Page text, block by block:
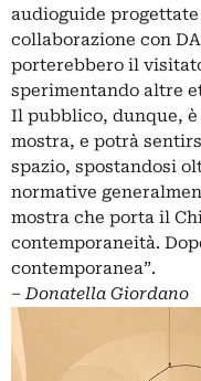
audioguide
collaborazione con
porterebbero il
sperimentando altre
Il pubblico, dunque,
mostra, e potrà
spazio, spostandosi
normative
mostra che porta il
contemporaneità.
contemporanea”.
‒Donatella Giordano